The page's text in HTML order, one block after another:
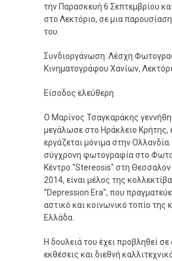
την Παρασκευή 6 Σεπτεμβρίου
στο Λεκτόριο, σε μια
του.
Συνδιοργάνωση: Λέσχη
Κινηματογράφου Χανίων,
Είσοδος ελεύθερη
Ο Μαρίνος Τσαγκαράκης
μεγάλωσε στο Ηράκλειο Κρήτης,
εργάζεται μόνιμα στην
σύγχρονη φωτογραφία στο
Κέντρο "Stereosis" στη
2014, είναι μέλος της
“Depression Era", που
αστικό και κοινωνικό τοπίο της
Ελλάδα.
Η δουλειά του έχει προβληθεί σε
εκθέσεις και διεθνή